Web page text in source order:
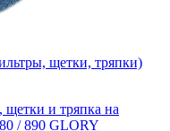
щетки, тряпки)
щетки и тряпка на
/ 890 GLORY